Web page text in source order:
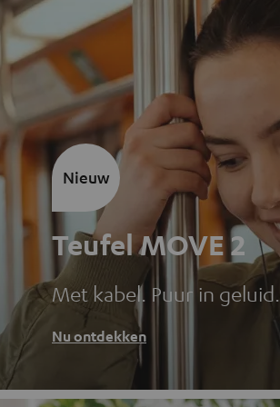
Teufel MOVE 2
Met kabel. Puur in geluid.
Nu ontdekken
Nieuw